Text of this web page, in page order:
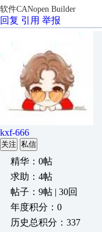
软件CANopen Builder
回复 引用 举报
kxf-666
关注 私信
精华：0帖
求助：4帖
帖子：9帖 | 30回
年度积分：0
历史总积分：337